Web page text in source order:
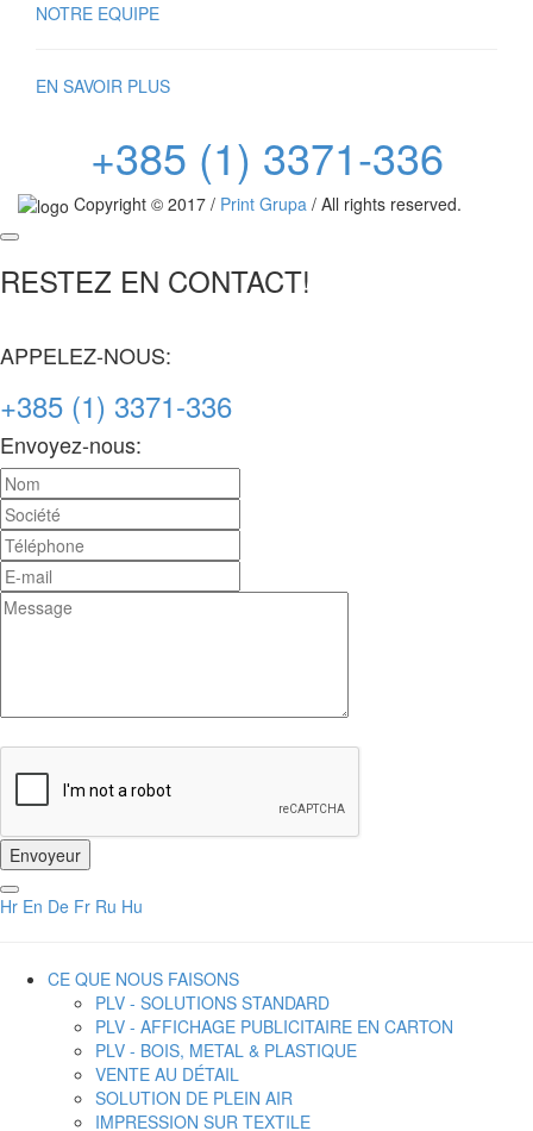
NOTRE EQUIPE
EN SAVOIR PLUS
+385 (1) 3371-336
Copyright © 2017 / Print Grupa / All rights reserved.
RESTEZ EN CONTACT!
APPELEZ-NOUS:
+385 (1) 3371-336
Envoyez-nous:
Hr En De Fr Ru Hu
CE QUE NOUS FAISONS
PLV - SOLUTIONS STANDARD
PLV - AFFICHAGE PUBLICITAIRE EN CARTON
PLV - BOIS, METAL & PLASTIQUE
VENTE AU DÉTAIL
SOLUTION DE PLEIN AIR
IMPRESSION SUR TEXTILE